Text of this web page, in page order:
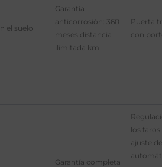
el suelo
Garantía
anticorrosión: 360
meses distancia
ilimitada km
Puerta
con
Garantía completa
los
ajuste